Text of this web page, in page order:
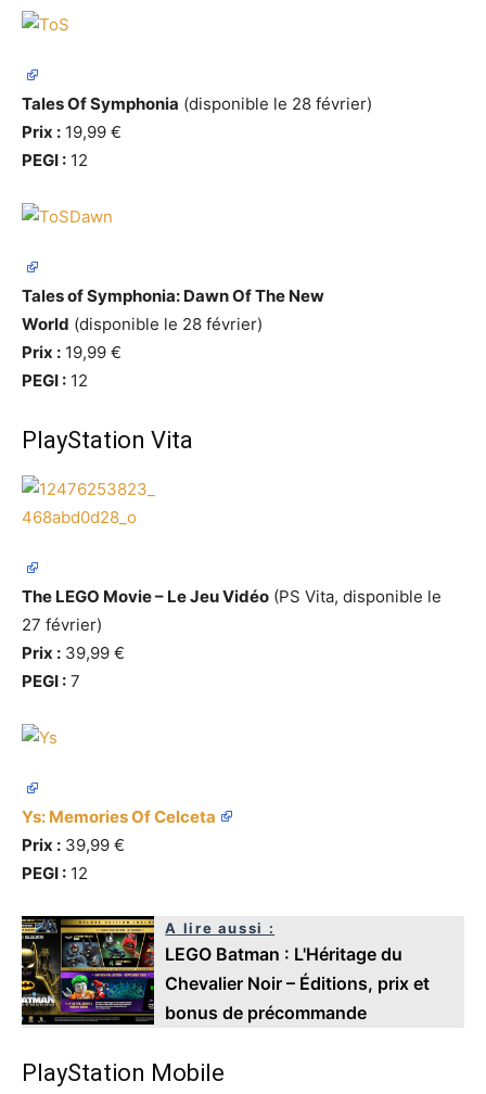
Tales Of Symphonia (disponible le 28 février)
Prix : 19,99 €
PEGI : 12
Tales of Symphonia: Dawn Of The New
World (disponible le 28 février)
Prix : 19,99 €
PEGI : 12
PlayStation Vita
The LEGO Movie – Le Jeu Vidéo (PS Vita, disponible le
27 février)
Prix : 39,99 €
PEGI : 7
Ys: Memories Of Celceta
Prix : 39,99 €
PEGI : 12
A lire aussi :
LEGO Batman : L'Héritage du
Chevalier Noir – Éditions, prix et
bonus de précommande
PlayStation Mobile